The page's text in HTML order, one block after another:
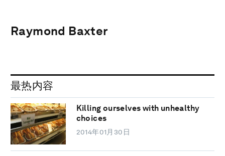
Raymond Baxter
最热内容
Killing ourselves with unhealthy
choices
2014年01月30日